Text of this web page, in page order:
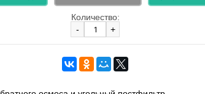
Количество:
-
+